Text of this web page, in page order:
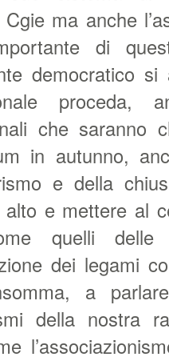
ma anche
di
democratico
che saranno
in autunno,
e della
e mettere al
quelli delle
dei legami
a
della nostra